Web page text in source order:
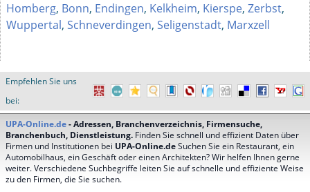
Homberg, Bonn, Endingen, Kelkheim, Kierspe, Zerbst,
Wuppertal, Schneverdingen, Seligenstadt, Marxzell
Empfehlen Sie uns
bei:
UPA-Online.de- Adressen, Branchenverzeichnis, Firmensuche,
Branchenbuch, Dienstleistung. Finden Sie schnell und effizient Daten über
Firmen und Institutionen bei UPA-Online.deSuchen Sie ein Restaurant, ein
Automobilhaus, ein Geschäft oder einen Architekten? Wir helfen Ihnen gerne
weiter. Verschiedene Suchbegriffe leiten Sie auf schnelle und effiziente Weise
zu den Firmen, die Sie suchen.